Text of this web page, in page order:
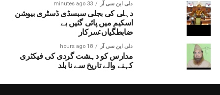
دلی این سی آر 33 minutes ago
دہلی کی بجلی سبسڈی ڈسٹری بیوشن
اسکیم میں پائی گئیں بے
ضابطگیاں:سرکار
دلی این سی آر 18 hours ago
مدارس کو دہشت گردی کی فیکٹری
کہنے والے تاریخ سے نا بلد